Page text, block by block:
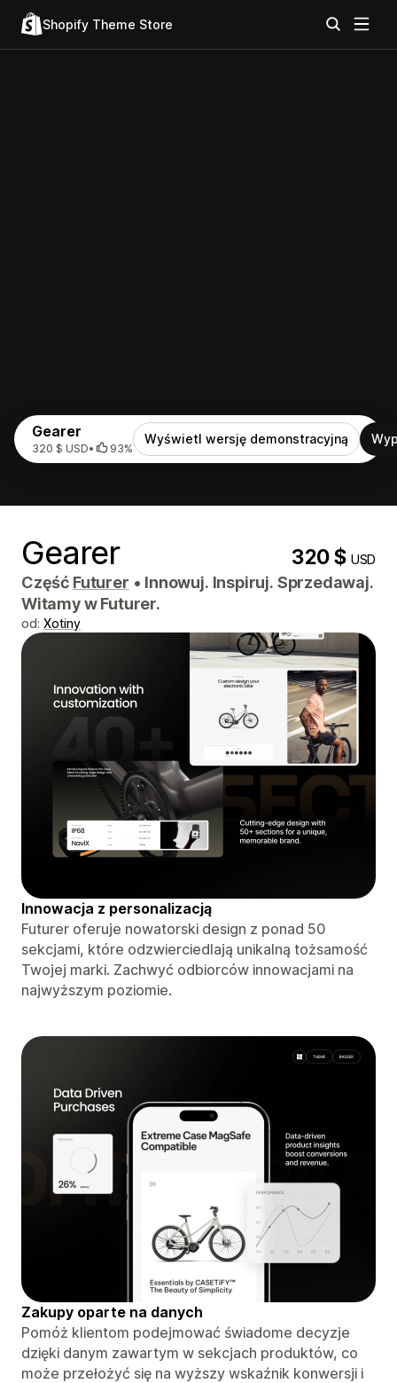
Shopify Theme Store
Gearer
320 $ USD• 93%
Wyświetl wersję demonstracyjną
Gearer 320 $USD
Część Futurer • Innowuj. Inspiruj. Sprzedawaj.
Witamy w Futurer.
od: Xotiny
Innowacja z personalizacją
Futurer oferuje nowatorski design z ponad 50
sekcjami, które odzwierciedlają unikalną tożsamość
Twojej marki. Zachwyć odbiorców innowacjami na
najwyższym poziomie.
Zakupy oparte na danych
Pomóż klientom podejmować świadome decyzje
dzięki danym zawartym w sekcjach produktów, co
może przełożyć się na wyższy wskaźnik konwersji i